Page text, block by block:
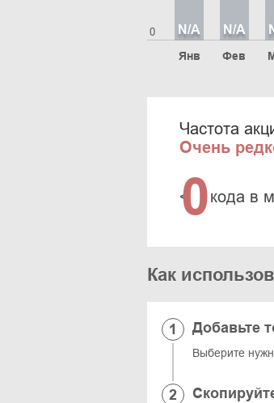
0
Янв
N/A
Фев
N/A
Частота
Очень
<0кода в
Как
Добавьте
Выберите